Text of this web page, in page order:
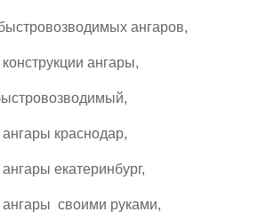
ангаров,
ангары,
краснодар,
екатеринбург,
своими руками,